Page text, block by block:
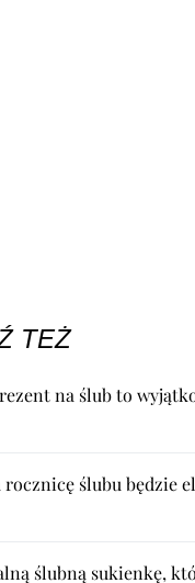
TEŻ
na ślub to
rocznicę ślubu będzie
ślubną sukienkę,